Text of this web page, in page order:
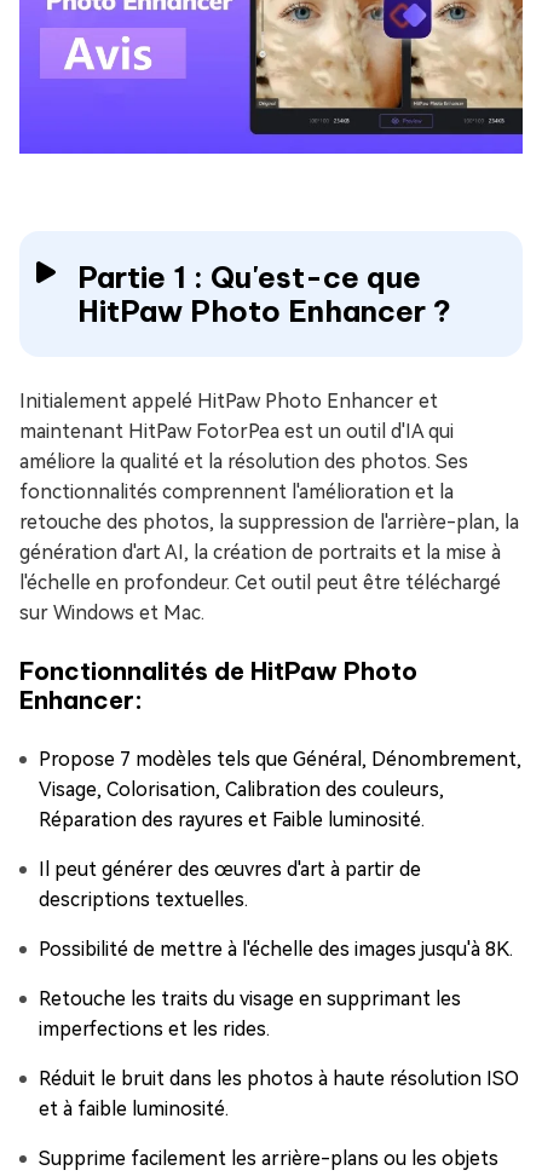
Partie 1 : Qu'est-ce que
HitPaw Photo Enhancer ?
Initialement appelé HitPaw Photo Enhancer et
maintenant HitPaw FotorPea est un outil d'IA qui
améliore la qualité et la résolution des photos. Ses
fonctionnalités comprennent l'amélioration et la
retouche des photos, la suppression de l'arrière-plan, la
génération d'art AI, la création de portraits et la mise à
l'échelle en profondeur. Cet outil peut être téléchargé
sur Windows et Mac.
Fonctionnalités de HitPaw Photo
Enhancer:
Propose 7 modèles tels que Général, Dénombrement,
Visage, Colorisation, Calibration des couleurs,
Réparation des rayures et Faible luminosité.
Il peut générer des œuvres d'art à partir de
descriptions textuelles.
Possibilité de mettre à l'échelle des images jusqu'à 8K.
Retouche les traits du visage en supprimant les
imperfections et les rides.
Réduit le bruit dans les photos à haute résolution ISO
et à faible luminosité.
Supprime facilement les arrière-plans ou les objets